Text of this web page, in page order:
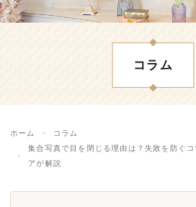
コラム
ホーム
コラム
集合写真で目を閉じる理由は？失敗を防ぐ
アが解説